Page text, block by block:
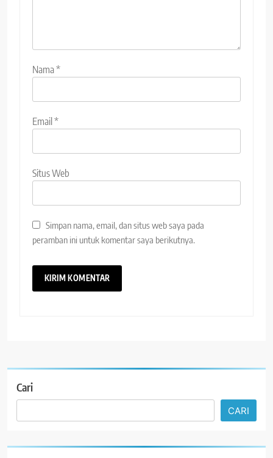
Nama*
Email *
Situs Web
Simpan nama, email, dan situs web saya pada
peramban ini untuk komentar saya berikutnya.
Cari
CARI